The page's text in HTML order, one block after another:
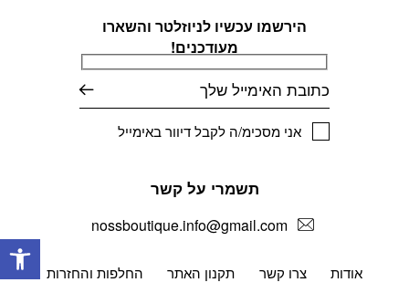
הירשמו עכשיו לניוזלטר והשארו
מעודכנים!
אני מסכימ/ה לקבל דיוור באימייל
אודות צרו קשר תקנון האתר
החלפות והחזרות
תשמרי על קשר
nossboutique.info@gmail.com